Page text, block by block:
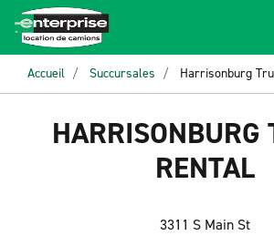
Accueil Succursales Harrisonburg
HARRISONBURG
RENTAL
3311 S Main St